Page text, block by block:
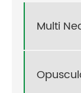
Multi